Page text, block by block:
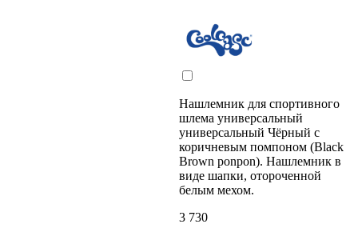
Нашлемник для спортивного
шлема универсальный
универсальный Чёрный с
коричневым помпоном (Black
Brown ponpon). Нашлемник в
виде шапки, отороченной
белым мехом.
3 730